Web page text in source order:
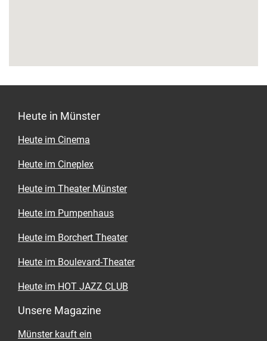
Heute in Münster
Heute im Cinema
Heute im Cineplex
Heute im Theater Münster
Heute im Pumpenhaus
Heute im Borchert Theater
Heute im Boulevard-Theater
Heute im HOT JAZZ CLUB
Unsere Magazine
Münster kauft ein